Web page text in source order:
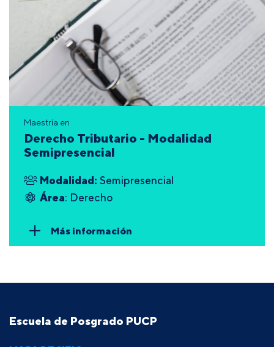
Maestría en
Derecho Tributario - Modalidad
Semipresencial
Modalidad: Semipresencial
Área: Derecho
Más información
Escuela de Posgrado PUCP